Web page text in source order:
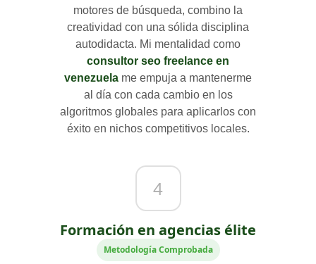
motores de búsqueda, combino la
creatividad con una sólida disciplina
autodidacta. Mi mentalidad como
consultor seo freelance en
venezuela me empuja a mantenerme
al día con cada cambio en los
algoritmos globales para aplicarlos con
éxito en nichos competitivos locales.
4
Formación en agencias élite
Metodología Comprobada